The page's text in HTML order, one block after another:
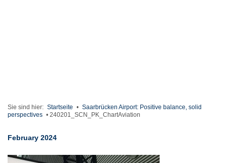
Sie sind hier: Startseite • Saarbrücken Airport: Positive balance, solid
perspectives • 240201_SCN_PK_ChartAviation
February 2024